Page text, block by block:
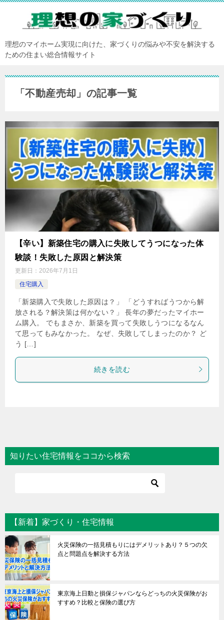
理想のマイホーム実現に向けた、家づくりの悩みや不安を解決する
ための住まい総合情報サイト
「不動産売却」の記事一覧
【辛い】新築住宅の購入に失敗してうつになった体
験談！失敗した原因と解決策
更新日： 2026年7月1日
住宅購入
「新築購入で失敗した原因は？」 「どうすればうつから解
放される？解決策は何かない？」 長年の夢だったマイホー
ム購入。 でもまさか、新築を買って失敗しうつになるなん
て思ってもみなかった。 なぜ、失敗してしまったのか？ ど
う […]
続きを読む
知りたい住宅情報をココから検索
【新着】家づくり・住宅情報
火災保険の一括見積もりにはデメリットあり？５つの欠
点と問題点を解決する方法
東京海上日動と損保ジャパンならどっちの火災保険がお
すすめ？比較と保険の選び方